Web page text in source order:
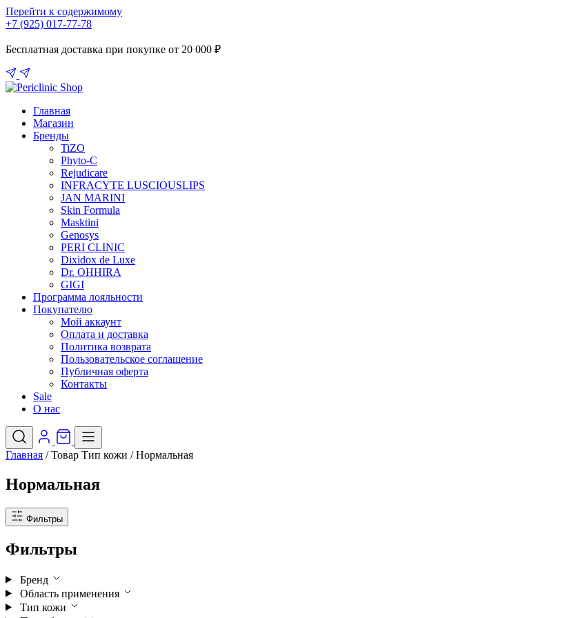
Перейти к содержимому
+7 (925) 017-77-78
Бесплатная доставка при покупке от 20 000 ₽
Главная
Магазин
Бренды
TiZO
Phyto-C
Rejudicare
INFRACYTE LUSCIOUSLIPS
JAN MARINI
Skin Formula
Masktini
Genosys
PERI CLINIC
Dixidox de Luxe
Dr. OHHIRA
GIGI
Программа лояльности
Покупателю
Мой аккаунт
Оплата и доставка
Политика возврата
Пользовательское соглашение
Публичная оферта
Контакты
Sale
О нас
Главная /Товар Тип кожи /Нормальная
Нормальная
Фильтры
Фильтры
Бренд
Область применения
Тип кожи